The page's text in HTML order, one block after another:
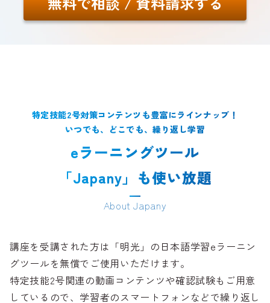
特定技能2号対策コンテンツも豊富にラインナップ！
いつでも、どこでも、繰り返し学習
eラーニングツール
「Japany」も使い放題
About Japany
講座を受講された方は「明光」の日本語学習eラーニン
グツールを無償でご使用いただけます。
特定技能2号関連の動画コンテンツや確認試験もご用意
しているので、学習者のスマートフォンなどで繰り返し